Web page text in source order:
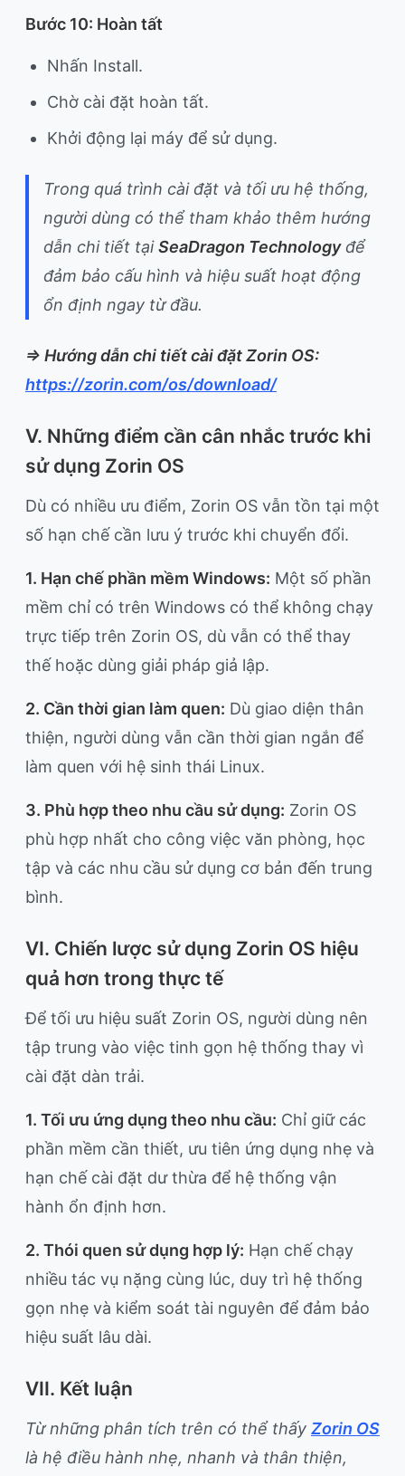
Bước 10: Hoàn tất
Nhấn Install.
Chờ cài đặt hoàn tất.
Khởi động lại máy để sử dụng.
Trong quá trình cài đặt và tối ưu hệ thống,
người dùng có thể tham khảo thêm hướng
dẫn chi tiết tạiSeaDragon Technologyđể
đảm bảo cấu hình và hiệu suất hoạt động
ổn định ngay từ đầu.
=> Hướng dẫn chi tiết cài đặt Zorin OS:
https://zorin.com/os/download/
V. Những điểm cần cân nhắc trước khi
sử dụng Zorin OS
Dù có nhiều ưu điểm, Zorin OS vẫn tồn tại một
số hạn chế cần lưu ý trước khi chuyển đổi.
1. Hạn chế phần mềm Windows: Một số phần
mềm chỉ có trên Windows có thể không chạy
trực tiếp trên Zorin OS, dù vẫn có thể thay
thế hoặc dùng giải pháp giả lập.
2. Cần thời gian làm quen: Dù giao diện thân
thiện, người dùng vẫn cần thời gian ngắn để
làm quen với hệ sinh thái Linux.
3. Phù hợp theo nhu cầu sử dụng: Zorin OS
phù hợp nhất cho công việc văn phòng, học
tập và các nhu cầu sử dụng cơ bản đến trung
bình.
VI. Chiến lược sử dụng Zorin OS hiệu
quả hơn trong thực tế
Để tối ưu hiệu suất Zorin OS, người dùng nên
tập trung vào việc tinh gọn hệ thống thay vì
cài đặt dàn trải.
1. Tối ưu ứng dụng theo nhu cầu: Chỉ giữ các
phần mềm cần thiết, ưu tiên ứng dụng nhẹ và
hạn chế cài đặt dư thừa để hệ thống vận
hành ổn định hơn.
2. Thói quen sử dụng hợp lý: Hạn chế chạy
nhiều tác vụ nặng cùng lúc, duy trì hệ thống
gọn nhẹ và kiểm soát tài nguyên để đảm bảo
hiệu suất lâu dài.
VII. Kết luận
Từ những phân tích trên có thể thấy Zorin OS
là hệ điều hành nhẹ, nhanh và thân thiện,